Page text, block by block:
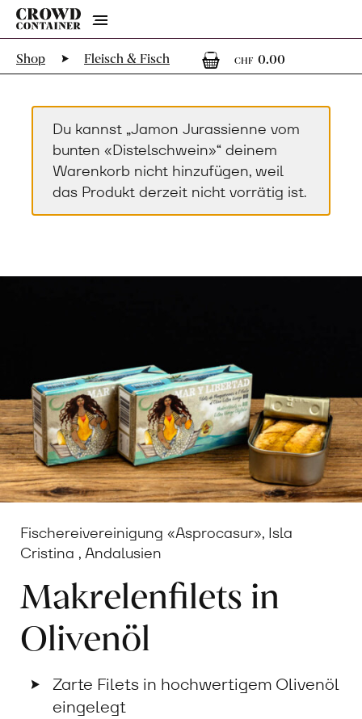
Menu
Shop Fleisch & Fisch
CHF 0.000 Artikel
Du kannst „Jamon Jurassienne vom
bunten «Distelschwein»“ deinem
Warenkorb nicht hinzufügen, weil
das Produkt derzeit nicht vorrätig ist.
Fischereivereinigung «Asprocasur», Isla
Cristina , Andalusien
Makrelenfilets in
Olivenöl
Zarte Filets in hochwertigem Olivenöl
eingelegt